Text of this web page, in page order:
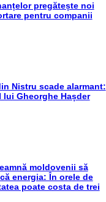
pregătește noi
pentru companii
Nistru scade alarmant:
lui Gheorghe Hașder
moldovenii să
energia: În orele de
poate costa de trei